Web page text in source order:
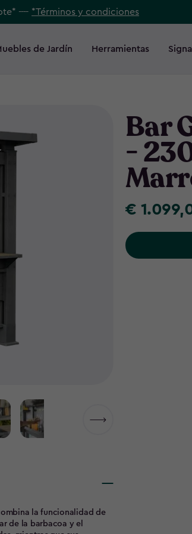
---- *Términos y condiciones
de Jardín Herramientas
Bar
-
€
€
la funcionalidad de
de la barbacoa y el